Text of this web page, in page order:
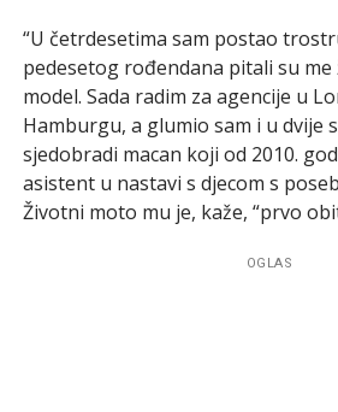
“U četrdesetima sam postao
pedesetog rođendana pitali su
model. Sada radim za agencije u
Hamburgu, a glumio sam i u dvije
sjedobradi macan koji od 2010.
asistent u nastavi s djecom s
Životni moto mu je, kaže, “prvo
OGLAS